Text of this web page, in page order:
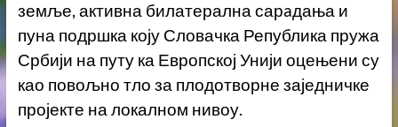
земље, активна билатерална сарaдања и
пуна подршка коју Словачка Република пружа
Србији на путу ка Европској Унији оцењени су
као повољно тлo за плодотворне заједничке
пројекте на локалном нивоу.